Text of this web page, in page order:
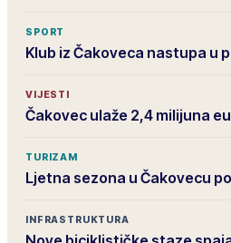
SPORT
Klub iz Čakoveca nastupa u
VIJESTI
Čakovec ulaže 2,4 milijuna
TURIZAM
Ljetna sezona u Čakovecu
INFRASTRUKTURA